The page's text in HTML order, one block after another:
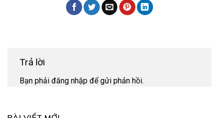
Trả lời
Bạn phải đăng nhập để gửi phản hồi.